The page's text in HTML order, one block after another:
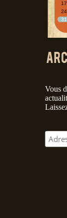
17
24
31
Vous